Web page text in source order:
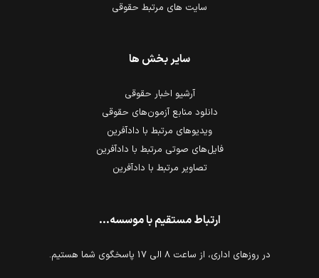
ارتباط مستقیم با موسسه...
در روزهای اداری، از ساعت 8 الی 17 پاسخگوی شما هستیم.
سایت های مرتبط حقوقی
سایر بخش ها
آرشیو اخبار حقوقی
دانلود منابع آزمون‌های حقوقی
ویدیوهای مرتبط با دادآفرین
فایل‌های صوتی مرتبط با دادآفرین
تصاویر مرتبط با دادآفرین